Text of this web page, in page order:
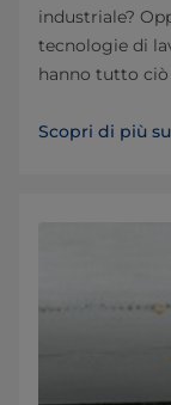
industriale?
tecnologie di
hanno tutto
Scopri di più